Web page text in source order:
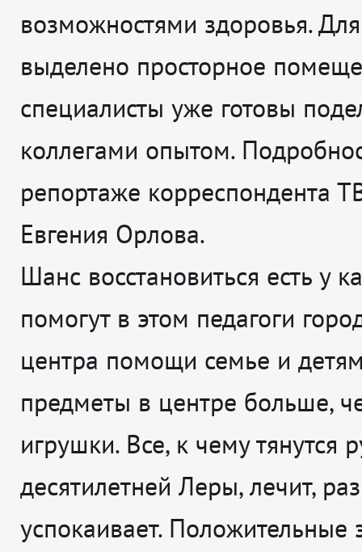
возможностями здоровья.
выделено просторное
специалисты уже готовы
коллегами опытом.
репортаже корреспондента
Евгения Орлова.
Шанс восстановиться есть у
помогут в этом педагоги
центра помощи семье и
предметы в центре больше,
игрушки. Все, к чему тянутся
десятилетней Леры, лечит,
успокаивает. Положительные